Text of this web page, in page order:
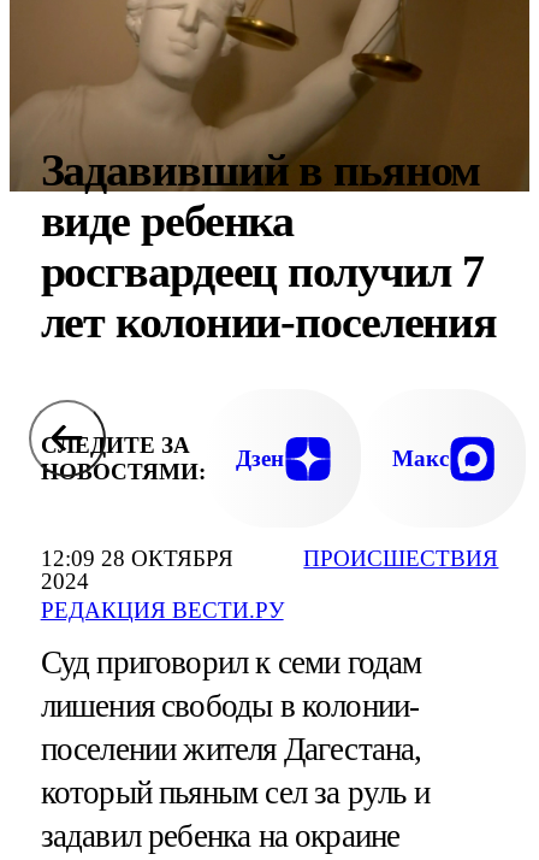
12:09 28 ОКТЯБРЯ
2024
РЕДАКЦИЯ ВЕСТИ.РУ
ПРОИСШЕСТВИЯ
Задавивший в пьяном
виде ребенка
росгвардеец получил 7
лет колонии-поселения
СЛЕДИТЕ ЗА
НОВОСТЯМИ:
Дзен Макс
Суд приговорил к семи годам
лишения свободы в колонии-
поселении жителя Дагестана,
который пьяным сел за руль и
задавил ребенка на окраине